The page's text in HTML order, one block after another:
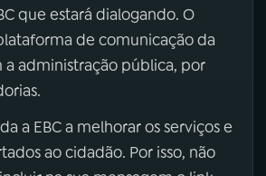
que estará dialogando. O
de comunicação da
a administração pública, por
a EBC a melhorar os serviços e
ao cidadão. Por isso, não